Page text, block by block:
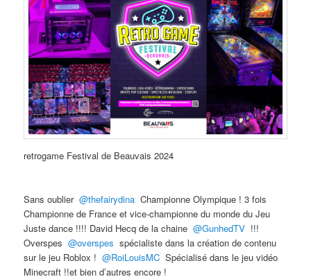
retrogame Festival de Beauvais 2024
Sans oublier @thefairydina Championne Olympique ! 3 fois
Championne de France et vice-championne du monde du Jeu
Juste dance !!!! David Hecq de la chaine @GunhedTV !!!
Overspes @overspes spécialiste dans la création de contenu
sur le jeu Roblox ! @RoiLouisMC Spécialisé dans le jeu vidéo
Minecraft !!et bien d’autres encore !